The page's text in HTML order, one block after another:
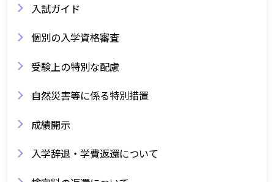
入試ガイド
個別の入学資格審査
受験上の特別な配慮
自然災害等に係る特別措置
成績開示
入学辞退・学費返還について